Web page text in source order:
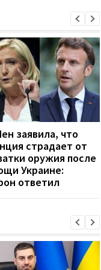
заявила, что
страдает от
оружия после
Украине:
ответил